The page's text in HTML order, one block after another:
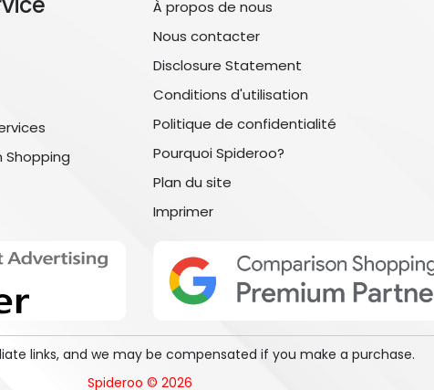
Shopping
À propos de nous
Nous contacter
Disclosure Statement
Conditions d'utilisation
Politique de confidentialité
Pourquoi Spideroo?
Plan du site
Imprimer
links, and we may be compensated if you make a purchase.
Spideroo © 2026